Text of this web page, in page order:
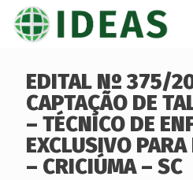
EDITAL Nº 375/
CAPTAÇÃO DE
– TÉCNICO DE
EXCLUSIVO
– CRICIÚMA – SC